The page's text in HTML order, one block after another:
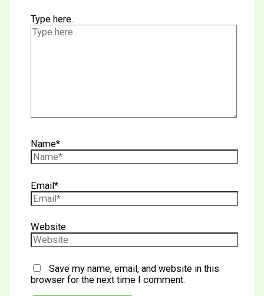
Type here..
Name*
Email*
Website
Save my name, email, and website in this
browser for the next time I comment.